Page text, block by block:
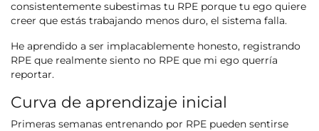
consistentemente subestimas tu RPE porque tu ego quiere
creer que estás trabajando menos duro, el sistema falla.
He aprendido a ser implacablemente honesto, registrando
RPE que realmente siento no RPE que mi ego querría
reportar.
Curva de aprendizaje inicial
Primeras semanas entrenando por RPE pueden sentirse